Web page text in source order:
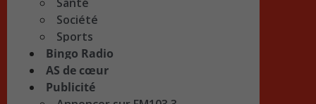
Société
Sports
Bingo Radio
AS de cœur
Publicité